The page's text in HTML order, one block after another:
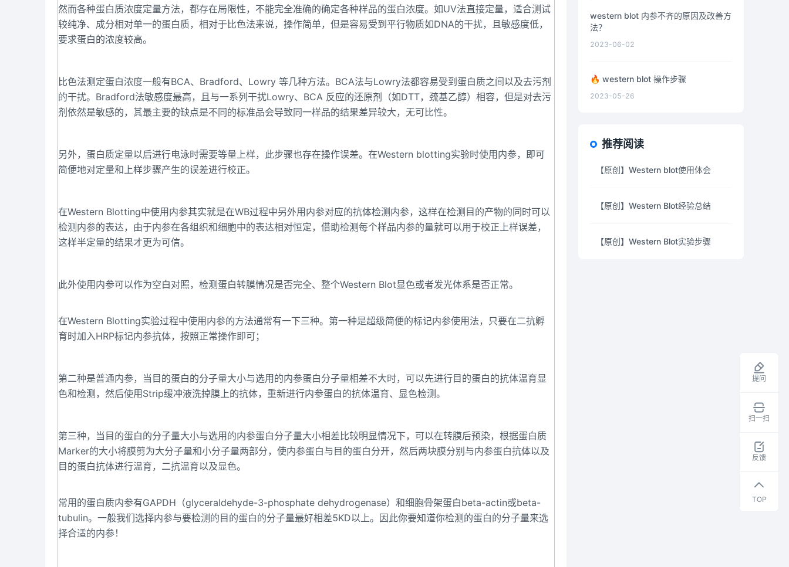
然而各种蛋白质浓度定量方法，都存在局限性，不能完全准确的确定各种样品的蛋白浓度。如UV法直接定量，适合测试
较纯净、成分相对单一的蛋白质，相对于比色法来说，操作简单，但是容易受到平行物质如DNA的干扰，且敏感度低，
要求蛋白的浓度较高。
比色法测定蛋白浓度一般有BCA、Bradford、Lowry 等几种方法。BCA法与Lowry法都容易受到蛋白质之间以及去污剂
的干扰。Bradford法敏感度最高，且与一系列干扰Lowry、BCA 反应的还原剂（如DTT，巯基乙醇）相容，但是对去污
剂依然是敏感的，其最主要的缺点是不同的标准品会导致同一样品的结果差异较大，无可比性。
另外，蛋白质定量以后进行电泳时需要等量上样，此步骤也存在操作误差。在Western blotting实验时使用内参，即可
简便地对定量和上样步骤产生的误差进行校正。
在Western Blotting中使用内参其实就是在WB过程中另外用内参对应的抗体检测内参，这样在检测目的产物的同时可以
检测内参的表达，由于内参在各组织和细胞中的表达相对恒定，借助检测每个样品内参的量就可以用于校正上样误差，
这样半定量的结果才更为可信。
此外使用内参可以作为空白对照，检测蛋白转膜情况是否完全、整个Western Blot显色或者发光体系是否正常。
在Western Blotting实验过程中使用内参的方法通常有一下三种。第一种是超级简便的标记内参使用法，只要在二抗孵
育时加入HRP标记内参抗体，按照正常操作即可；
第二种是普通内参，当目的蛋白的分子量大小与选用的内参蛋白分子量相差不大时，可以先进行目的蛋白的抗体温育显
色和检测，然后使用Strip缓冲液洗掉膜上的抗体，重新进行内参蛋白的抗体温育、显色检测。
第三种，当目的蛋白的分子量大小与选用的内参蛋白分子量大小相差比较明显情况下，可以在转膜后预染，根据蛋白质
Marker的大小将膜剪为大分子量和小分子量两部分，使内参蛋白与目的蛋白分开，然后两块膜分别与内参蛋白抗体以及
目的蛋白抗体进行温育，二抗温育以及显色。
常用的蛋白质内参有GAPDH（glyceraldehyde-3-phosphate dehydrogenase）和细胞骨架蛋白beta-actin或beta-
tubulin。一般我们选择内参与要检测的目的蛋白的分子量最好相差5KD以上。因此你要知道你检测的蛋白的分子量来选
择合适的内参！
western blot 内参不齐的原因及改善方
法？
2023-06-02
🔥 western blot 操作步骤
2023-05-26
推荐阅读
【原创】Western blot使用体会
【原创】Western Blot经验总结
【原创】Western Blot实验步骤
提问
扫一扫
取
干
资
料
反馈
TOP